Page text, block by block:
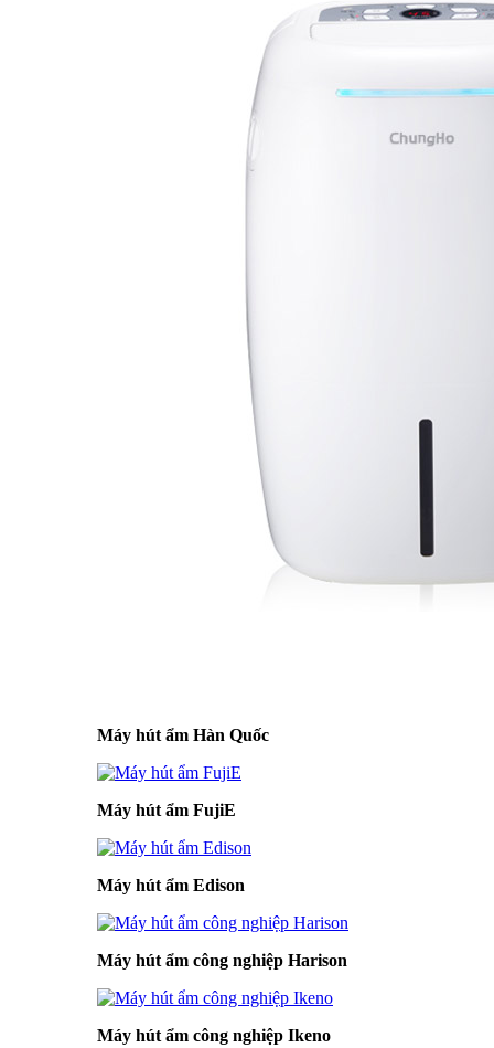
Máy hút ẩm Hàn Quốc
Máy hút ẩm FujiE
Máy hút ẩm Edison
Máy hút ẩm công nghiệp Harison
Máy hút ẩm công nghiệp Ikeno